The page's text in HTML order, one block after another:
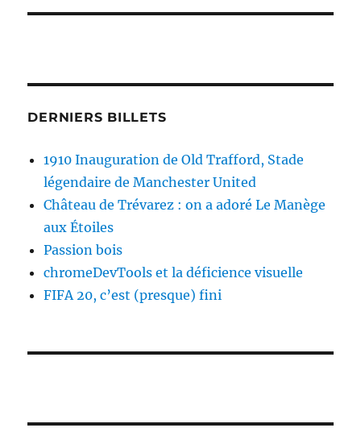
DERNIERS BILLETS
1910 Inauguration de Old Trafford, Stade
légendaire de Manchester United
Château de Trévarez : on a adoré Le Manège
aux Étoiles
Passion bois
chromeDevTools et la déficience visuelle
FIFA 20, c’est (presque) fini